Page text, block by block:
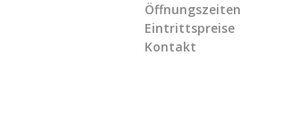
Öffnungszeiten
Eintrittspreise
Kontakt